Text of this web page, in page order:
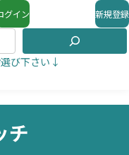
グイン 新規登録
び下さい↓
チ